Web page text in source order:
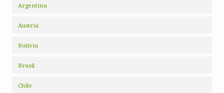
Argentina
Austria
Bolivia
Brasil
Chile